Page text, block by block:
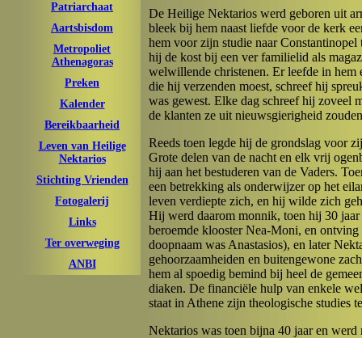
Patriarchaat
Aartsbisdom
Metropoliet
Athenagoras
Preken
Kalender
Bereikbaarheid
Leven van Heilige
Nektarios
Stichting Vrienden
Fotogalerij
Links
Ter overweging
ANBI
De Heilige Nektarios werd geboren uit
bleek bij hem naast liefde voor de kerk
hem voor zijn studie naar
hij de kost bij een ver familielid als
welwillende christenen. Er leefde in hem
die hij verzenden moest, schreef hij
was gewest. Elke dag schreef hij zoveel
de klanten ze uit nieuwsgierigheid
Reeds toen legde hij de grondslag voor
Grote delen van de nacht en elk vrij
hij aan het bestuderen van de Vaders.
een betrekking als onderwijzer op het
leven verdiepte zich, en hij wilde zich
Hij werd daarom monnik, toen hij 30
beroemde klooster Nea-Moni, en
doopnaam was Anastasios), en later
gehoorzaamheiden en buitengewone
hem al spoedig bemind bij heel de
diaken. De financiële hulp van enkele
staat in Athene zijn theologische studies
Nektarios was toen bijna 40 jaar en werd